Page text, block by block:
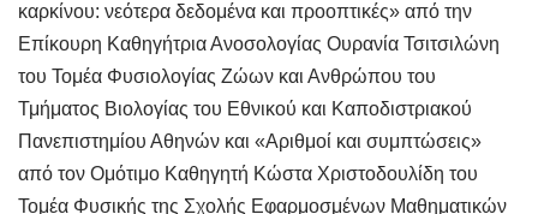
καρκίνου: νεότερα δεδομένα και προοπτικές» από την
Επίκουρη Καθηγήτρια Ανοσολογίας Ουρανία Τσιτσιλώνη
του Τομέα Φυσιολογίας Ζώων και Ανθρώπου του
Τμήματος Βιολογίας του Εθνικού και Καποδιστριακού
Πανεπιστημίου Αθηνών και «Αριθμοί και συμπτώσεις»
από τον Ομότιμο Καθηγητή Κώστα Χριστοδουλίδη του
Τομέα Φυσικής της Σχολής Εφαρμοσμένων Μαθηματικών